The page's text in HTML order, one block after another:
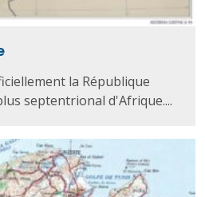
la République
septentrional d'Afrique....